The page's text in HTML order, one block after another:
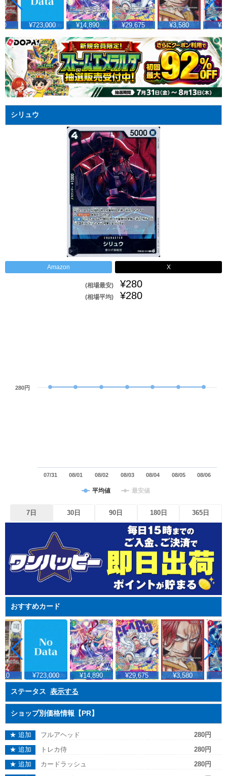
¥723,000 ¥14,890 ¥29,675 ¥3,580 ¥347
シリュウ
Amazon X
(相場最安) ¥280
(相場平均) ¥280
平均値 最安値
07/31 08/01 08/02 08/03 08/04 08/05 08/06
280円
7日 30日 90日 180日 365日
おすすめカード
¥723,000 ¥14,890 ¥29,675 ¥3,580 ¥347
ステータス 表示する
ショップ別価格情報【PR】
★ 追加 フルアヘッド
280円
★ 追加
トレカ侍
280円
★ 追加
カードラッシュ
280円